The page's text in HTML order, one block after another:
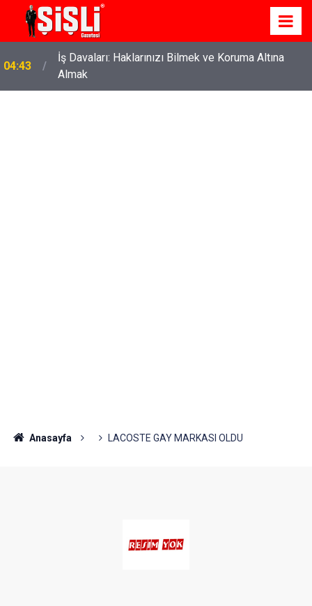
04:43
İş Davaları: Haklarınızı Bilmek ve Koruma Altına
Almak
Anasayfa LACOSTE GAY MARKASI OLDU